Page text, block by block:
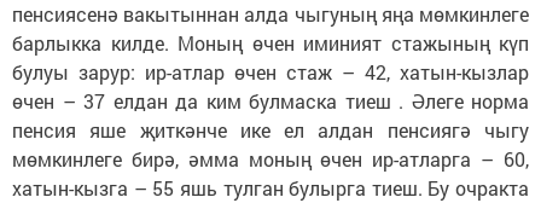
пенсиясенә вакытыннан алда чыгуның яңа мөмкинлеге
барлыкка килде. Моның өчен иминият стажының күп
булуы зарур: ир-атлар өчен стаж – 42, хатын-кызлар
өчен – 37 елдан да ким булмаска тиеш . Әлеге норма
пенсия яше җиткәнче ике ел алдан пенсиягә чыгу
мөмкинлеге бирә, әмма моның өчен ир-атларга – 60,
хатын-кызга – 55 яшь тулган булырга тиеш. Бу очракта